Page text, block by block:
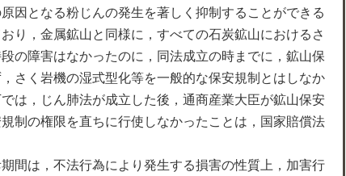
因となる粉じんの発生を著しく抑制することができる
り，金属鉱山と同様に，すべての石炭鉱山におけるさ
の障害はなかったのに，同法成立の時までに，鉱山保
さく岩機の湿式型化等を一般的な保安規制とはしなか
は，じん肺法が成立した後，通商産業大臣が鉱山保安
制の権限を直ちに行使しなかったことは，国家賠償法
間は，不法行為により発生する損害の性質上，加害行